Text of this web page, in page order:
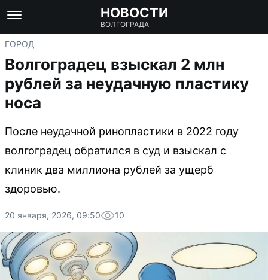
НОВОСТИ
ВОЛГОГРАДА
ГОРОД
Волгоградец взыскал 2 млн
рублей за неудачную пластику
носа
После неудачной ринопластики в 2022 году
волгоградец обратился в суд и взыскал с
клиник два миллиона рублей за ущерб
здоровью.
20 января, 2026, 09:50 10